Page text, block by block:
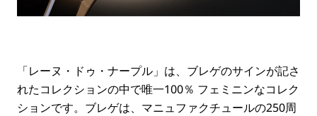
「レーヌ・ドゥ・ナープル」は、ブレゲのサインが記さ
れたコレクションの中で唯一100％ フェミニンなコレク
ションです。ブレゲは、マニュファクチュールの250周